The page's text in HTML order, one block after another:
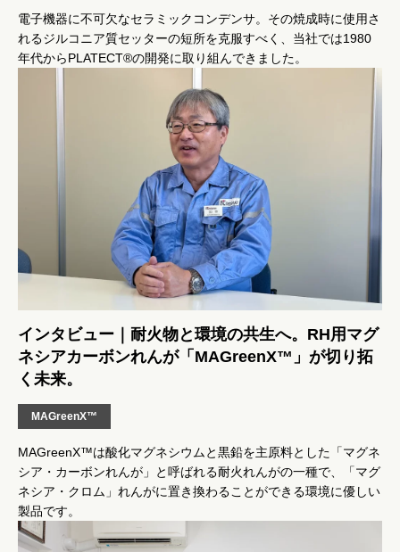
電子機器に不可欠なセラミックコンデンサ。その焼成時に使用さ
れるジルコニア質セッターの短所を克服すべく、当社では1980
年代からPLATECT®の開発に取り組んできました。
インタビュー｜耐火物と環境の共生へ。RH用マグ
ネシアカーボンれんが「MAGreenX™」が切り拓
く未来。
MAGreenX™
MAGreenX™は酸化マグネシウムと黒鉛を主原料とした「マグネ
シア・カーボンれんが」と呼ばれる耐火れんがの一種で、「マグ
ネシア・クロム」れんがに置き換わることができる環境に優しい
製品です。